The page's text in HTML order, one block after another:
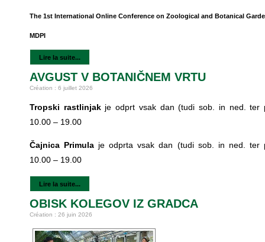
The 1st International Online Conference on Zoological and Botanical
MDPI
Lire la suite...
AVGUST V BOTANIČNEM VRTU
Création : 6 juillet 2026
Tropski rastlinjakje odprt vsak dan (tudi sob. in ned. ter
10.00 – 19.00
Čajnica Primula je odprta vsak dan (tudi sob. in ned. ter
10.00 – 19.00
Lire la suite...
OBISK KOLEGOV IZ GRADCA
Création : 26 juin 2026